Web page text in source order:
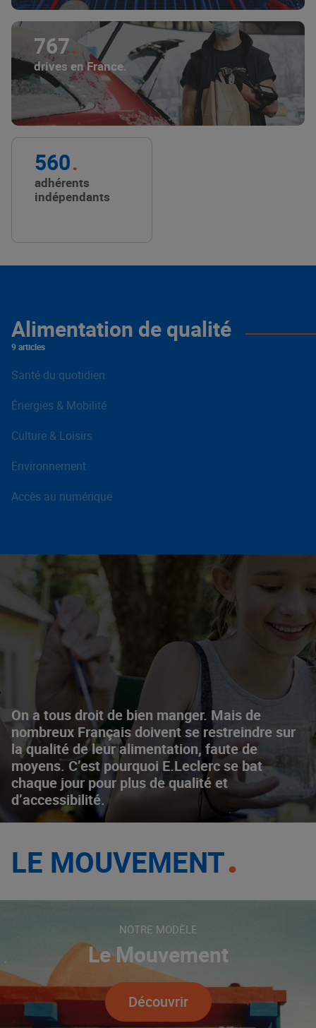
767
drives en France.
560
adhérents
indépendants
On a tous droit de bien manger. Mais de
nombreux Français doivent se restreindre sur
la qualité de leur alimentation, faute de
moyens. C’est pourquoi E.Leclerc se bat
chaque jour pour plus de qualité et
d’accessibilité.
Alimentation de qualité
9 articles
Santé du quotidien
Énergies & Mobilité
Culture & Loisirs
Environnement
Accès au numérique
LE MOUVEMENT
NOTRE MODÈLE
Le Mouvement
Découvrir